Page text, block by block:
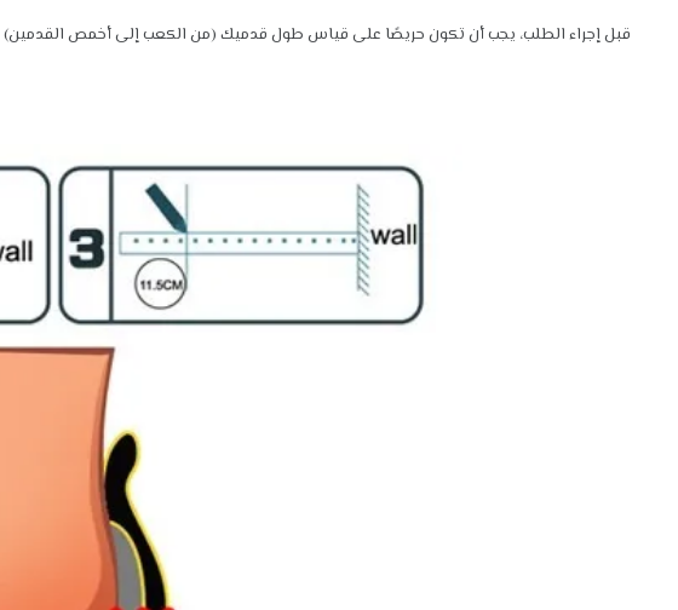
قبل إجراء الطلب، يجب أن تكون حريصًا على قياس طول قدميك (من الكعب إلى أخمص القدمين)